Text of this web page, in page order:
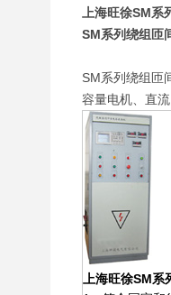
上海旺徐SM
SM系列绕组匝
SM系列绕组匝
容量电机、直
上海旺徐SM